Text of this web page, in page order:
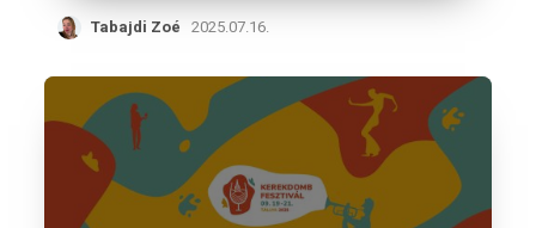
Tabajdi Zoé 2025.07.16.